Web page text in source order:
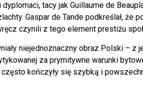
tacy jak Guillaume de
Gaspar de Tande podkreślał, że
czynili z tego element prestiżu
niejednoznaczny obraz Polski – z
za prymitywne warunki
kończyły się szybką i